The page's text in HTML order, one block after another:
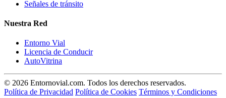
Señales de tránsito
Nuestra Red
Entorno Vial
Licencia de Conducir
AutoVitrina
© 2026 Entornovial.com. Todos los derechos reservados.
Política de Privacidad Política de Cookies Términos y Condiciones